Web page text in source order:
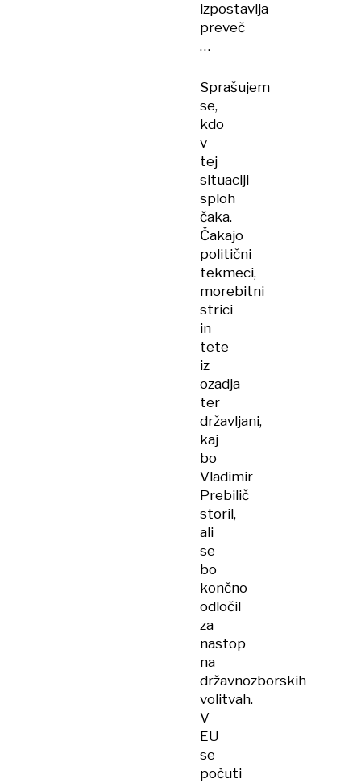
izpostavlja
preveč
…
Sprašujem
se,
kdo
v
tej
situaciji
sploh
čaka.
Čakajo
politični
tekmeci,
morebitni
strici
in
tete
iz
ozadja
ter
državljani,
kaj
bo
Vladimir
Prebilič
storil,
ali
se
bo
končno
odločil
za
nastop
na
državnozborskih
volitvah.
V
EU
se
počuti